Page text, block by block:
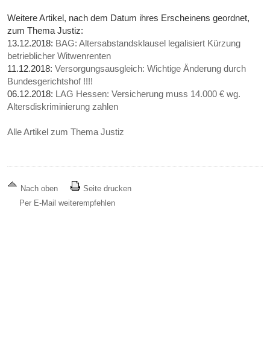
Weitere Artikel, nach dem Datum ihres Erscheinens geordnet,
zum Thema Justiz:
13.12.2018: BAG: Altersabstandsklausel legalisiert Kürzung
betrieblicher Witwenrenten
11.12.2018:Versorgungsausgleich: Wichtige Änderung durch
Bundesgerichtshof !!!!
06.12.2018: LAG Hessen: Versicherung muss 14.000 € wg.
Altersdiskriminierung zahlen
Alle Artikel zum Thema Justiz
Nach oben
Seite drucken
Per E-Mail weiterempfehlen